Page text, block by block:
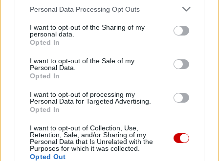
Personal Data Processing Opt Outs
I want to opt-out of the Sharing of my
personal data.
Opted In
I want to opt-out of the Sale of my
Personal Data.
Opted In
I want to opt-out of processing my
Personal Data for Targeted Advertising.
Opted In
I want to opt-out of Collection, Use,
Retention, Sale, and/or Sharing of my
Personal Data that Is Unrelated with the
Purposes for which it was collected.
Opted Out
Prezydent Warszawy Rafał Trzaskowski nie chce symboli
religijnych w publicznych przestrzeniach stołecznych
urzędów. „Urząd jest świecki i jest neutralny
światopoglądowo i religijnie, takich symboli, w
przestrzeniach wspólnych, tam, gdzie przyjmowani są
klienci urzędu, nie powinno być” – przekonuje rzeczniczka
urzędu. Zdaniem Łukasza Bernacińskiego z Wydziału
Prawa i Administracji Uniwersytetu Łódzkiego,
zarządzenie prezydenta stolicy narusza gwarantowaną
konstytucyjnie wolność sumienia i religii. Profesor
UKSW, politolog ks. Piotr Mazurkiewicz ocenia z kolei, że
takie inicjatywy nie mają nic wspólnego z neutralnością
lecz są próbą ateizowania przestrzeni publicznej.